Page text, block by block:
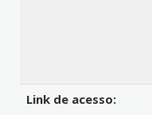
Link de acesso: